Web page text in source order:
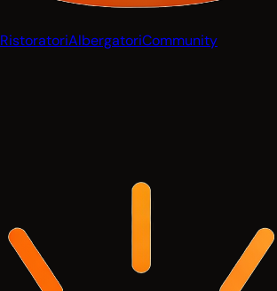
RistoratoriAlbergatoriCommunity